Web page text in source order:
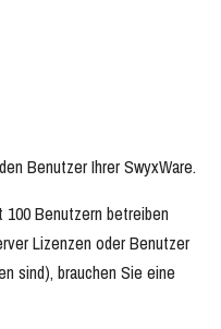
Benutzer Ihrer SwyxWare.
Benutzern betreiben
Lizenzen oder Benutzer
sind), brauchen Sie eine